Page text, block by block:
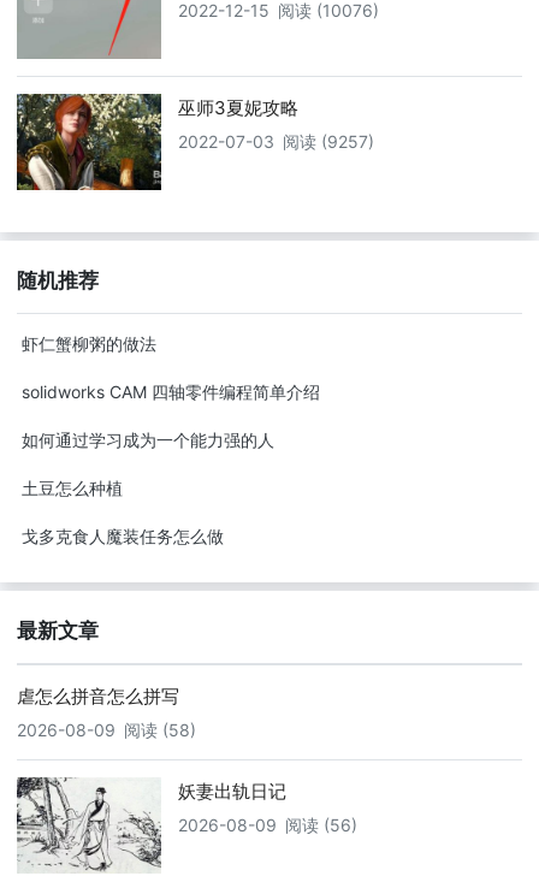
2022-12-15 阅读 (10076)
巫师3夏妮攻略
2022-07-03 阅读 (9257)
随机推荐
虾仁蟹柳粥的做法
solidworks CAM 四轴零件编程简单介绍
如何通过学习成为一个能力强的人
土豆怎么种植
戈多克食人魔装任务怎么做
最新文章
虐怎么拼音怎么拼写
2026-08-09 阅读 (58)
妖妻出轨日记
2026-08-09 阅读 (56)